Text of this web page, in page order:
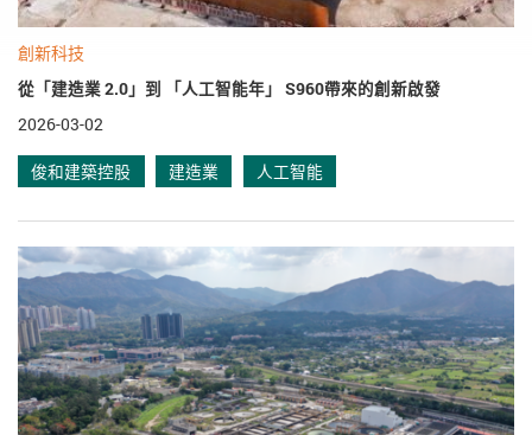
創新科技
從「建造業 2.0」到 「人工智能年」 S960帶來的創新啟發
2026-03-02
俊和建築控股 建造業 人工智能